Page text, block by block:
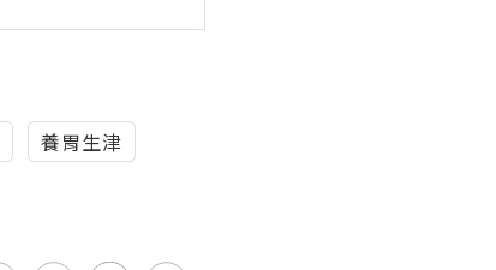
養胃生津